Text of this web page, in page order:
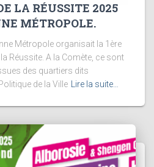
LA RÉUSSITE 2025
MÉTROPOLE.
Métropole organisait la 1ère
Réussite. A la Comète, ce sont
des quartiers dits
de la Ville Lire la suite…